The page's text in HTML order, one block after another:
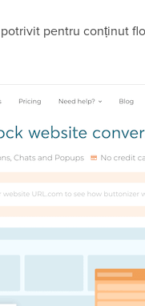
pentru conținut